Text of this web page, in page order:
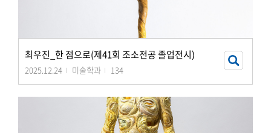
최우진_한 점으로(제41회 조소전공 졸업전시)
2025.12.24 미술학과 134